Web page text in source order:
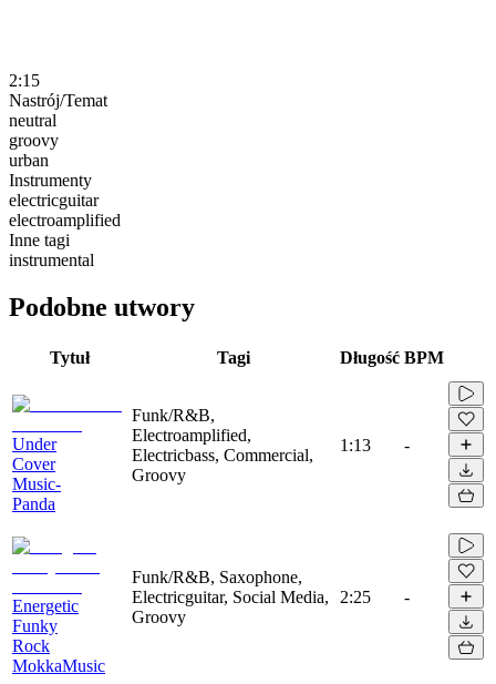
2:15
Nastrój/Temat
neutral
groovy
urban
Instrumenty
electricguitar
electroamplified
Inne tagi
instrumental
Podobne utwory
Tytuł Tagi Długość BPM
Under
Cover
Music-
Panda
Funk/R&B,
Electroamplified,
Electricbass, Commercial,
Groovy
1:13 -
Energetic
Funky
Rock
MokkaMusic
Funk/R&B, Saxophone,
Electricguitar, Social Media,
Groovy
2:25 -